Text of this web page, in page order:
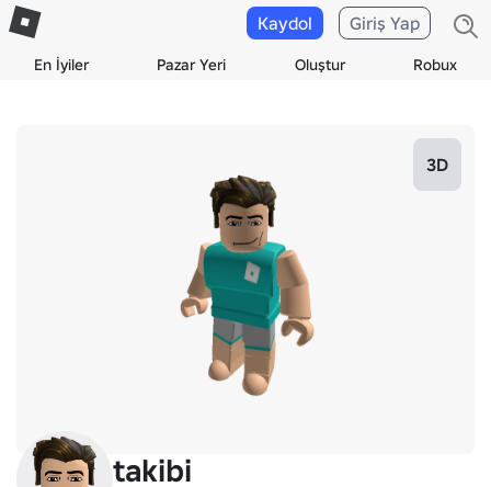
En İyiler Pazar Yeri Oluştur Robux
Kaydol Giriş Yap
3D
takibi